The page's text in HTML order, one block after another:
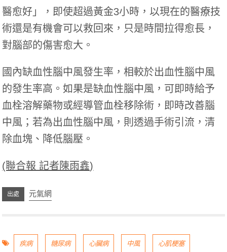
醫愈好」，即使超過黃金3小時，以現在的醫療技
術還是有機會可以救回來，只是時間拉得愈長，
對腦部的傷害愈大。
國內缺血性腦中風發生率，相較於出血性腦中風
的發生率高。如果是缺血性腦中風，可即時給予
血栓溶解藥物或經導管血栓移除術，即時改善腦
中風；若為出血性腦中風，則透過手術引流，清
除血塊、降低腦壓。
(聯合報 記者陳雨鑫)
元氣網
疾病 糖尿病 心臟病 中風 心肌梗塞